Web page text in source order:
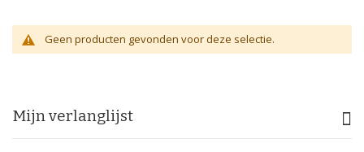
Geen producten gevonden voor deze selectie.
Mijn verlanglijst